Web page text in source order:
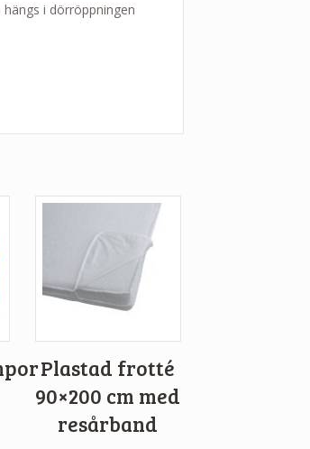
i dörröppningen
Plastad frotté
90×200 cm med
resårband